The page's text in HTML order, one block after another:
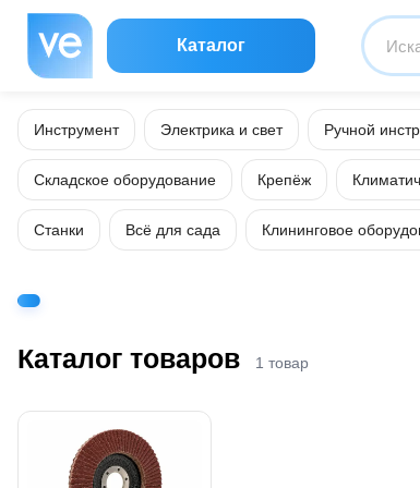
Каталог
Инструмент Электрика и свет Ручной
Складское оборудование Крепёж
Станки Всё для сада Клининговое
Каталог товаров 1 товар